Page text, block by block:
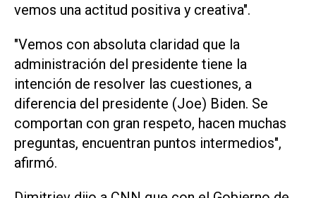
vemos una actitud positiva y creativa".
"Vemos con absoluta claridad que la
administración del presidente tiene la
intención de resolver las cuestiones, a
diferencia del presidente (Joe) Biden. Se
comportan con gran respeto, hacen muchas
preguntas, encuentran puntos intermedios",
afirmó.